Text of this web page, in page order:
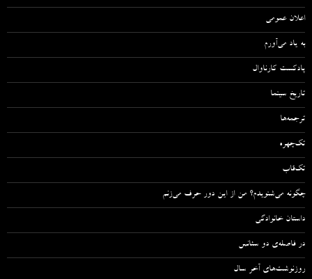
اعلان عمومی
به یاد می‌آورم
پادکست کارناوال
تاریخ سینما
ترجمه‌ها
تک‌چهره
تک‌قاب
چگونه می‌شنویدم؟ من از این دور حرف می‌زنم
داستان خانوادگی
در فاصله‌ی دو سئانس
روزنوشت‌های آخر سال